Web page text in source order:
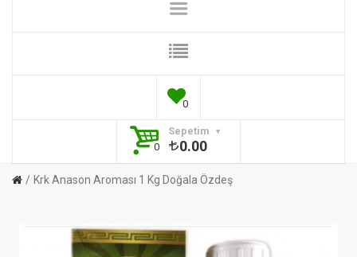
0
Sepetim
0
0.00
Krk Anason Aroması 1 Kg Doğala Özdeş